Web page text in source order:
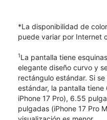
*La disponibilidad de
puede variar por Internet
1La pantalla tiene
elegante diseño curvo y
rectángulo estándar. Si
estándar, la pantalla tiene
iPhone 17 Pro), 6.55
pulgadas (iPhone 17 Pro